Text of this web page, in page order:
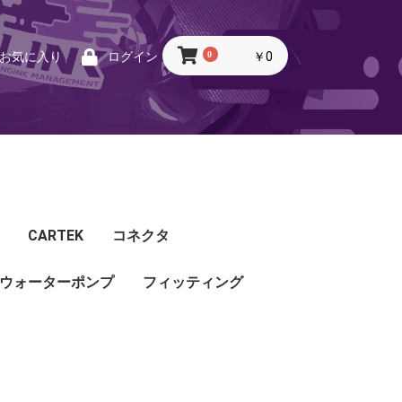
気に入り ログイン 0 ￥0
CARTEK
CARTEK
コネクタ
Lambda
Ignition
Injector
Throttle. Accele
Honda
Subaru
Toyota
Mazda
Mitsubishi
Nissan
Porsche
その他
ウォーターポンプ フィッティング